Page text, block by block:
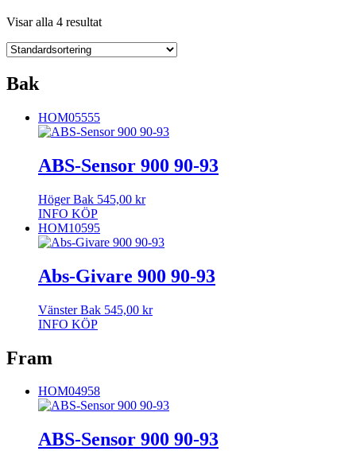
Visar alla 4 resultat
Bak
HOM05555
ABS-Sensor 900 90-93
Höger Bak 545,00 kr
INFO KÖP
HOM10595
Abs-Givare 900 90-93
Vänster Bak 545,00 kr
INFO KÖP
Fram
HOM04958
ABS-Sensor 900 90-93